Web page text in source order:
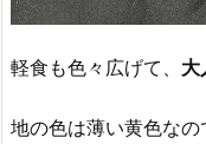
軽食も色々広げて、 大
地の色は薄い黄色な